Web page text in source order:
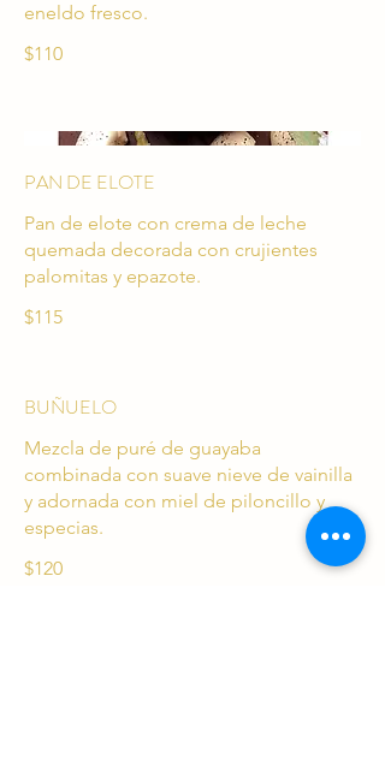
eneldo fresco.
$110
PAN DE ELOTE
Pan de elote con crema de leche
quemada decorada con crujientes
palomitas y epazote.
$115
BUÑUELO
Mezcla de puré de guayaba
combinada con suave nieve de vainilla
y adornada con miel de piloncillo y
especias.
$120